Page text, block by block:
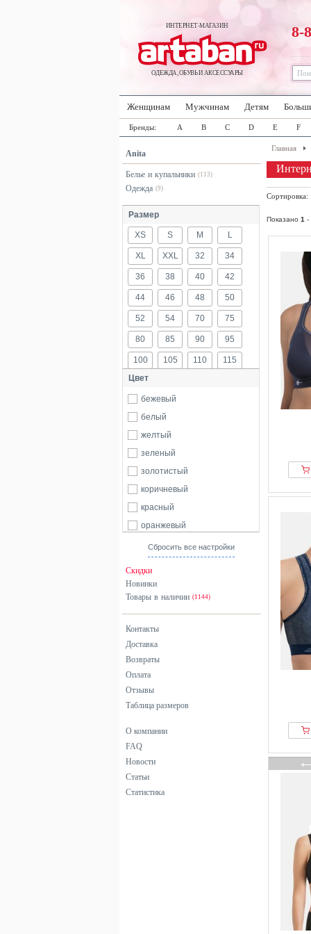
ИНТЕРНЕТ-МАГАЗИН
ОДЕЖДА, ОБУВЬ И АКСЕССУАРЫ
8-
Женщинам Мужчинам Детям
Бренды: A B C D E F
Anita
Белье и купальники (113)
Одежда (9)
Размер
XS S M L
XL XXL 32 34
36 38 40 42
44 46 48 50
52 54 70 75
80 85 90 95
100 105 110 115
б/р
Цвет
бежевый
белый
желтый
зеленый
золотистый
коричневый
красный
оранжевый
разноцветный
серый
синий
фиолетовый
Сбросить все настройки
Скидки
Новинки
Товары в наличии (1144)
Контакты
Доставка
Возвраты
Оплата
Отзывы
Таблица размеров
О компании
FAQ
Новости
Статьи
Статистика
Главная
Показано 1 -